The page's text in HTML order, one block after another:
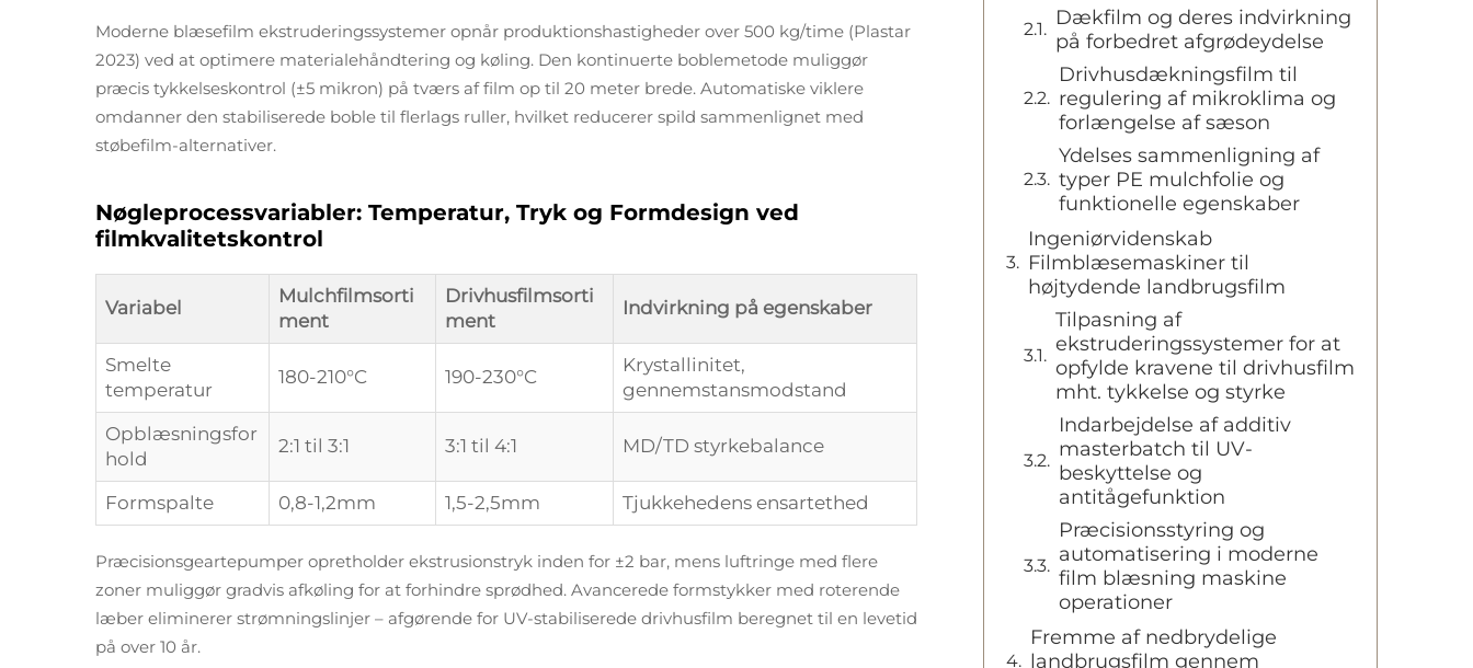
Moderne blæsefilm ekstruderingssystemer opnår produktionshastigheder over 500 kg/time (Plastar
2023) ved at optimere materialehåndtering og køling. Den kontinuerte boblemetode muliggør
præcis tykkelseskontrol (±5 mikron) på tværs af film op til 20 meter brede. Automatiske viklere
omdanner den stabiliserede boble til flerlags ruller, hvilket reducerer spild sammenlignet med
støbefilm-alternativer.
Nøgleprocessvariabler: Temperatur, Tryk og Formdesign ved
filmkvalitetskontrol
Variabel
Mulchfilmsorti
ment
Drivhusfilmsorti
ment
Indvirkning på egenskaber
Smelte
temperatur
180-210°C 190-230°C
Krystallinitet,
gennemstansmodstand
Opblæsningsfor
hold
2:1 til 3:1 3:1 til 4:1 MD/TD styrkebalance
Formspalte 0,8-1,2mm 1,5-2,5mm Tjukkehedens ensartethed
Præcisionsgeartepumper opretholder ekstrusionstryk inden for ±2 bar, mens luftringe med flere
zoner muliggør gradvis afkøling for at forhindre sprødhed. Avancerede formstykker med roterende
læber eliminerer strømningslinjer – afgørende for UV-stabiliserede drivhusfilm beregnet til en levetid
på over 10 år.
Dækfilm og deres indvirkning
på forbedret afgrødeydelse
Drivhusdækningsfilm til
regulering af mikroklima og
forlængelse af sæson
Ydelses sammenligning af
typer PE mulchfolie og
funktionelle egenskaber
Ingeniørvidenskab
Filmblæsemaskiner til
højtydende landbrugsfilm
Tilpasning af
ekstruderingssystemer for at
opfylde kravene til drivhusfilm
mht. tykkelse og styrke
Indarbejdelse af additiv
masterbatch til UV-
beskyttelse og
antitågefunktion
Præcisionsstyring og
automatisering i moderne
film blæsning maskine
operationer
Fremme af nedbrydelige
landbrugsfilm gennem